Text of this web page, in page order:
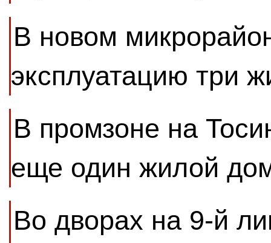
В новом
эксплуатацию три
В промзоне на
еще один жилой
Во дворах на 9-й